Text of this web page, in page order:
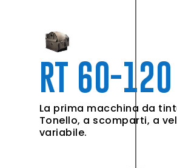
RT 60-120
La prima macchina da
Tonello, a scomparti, a
variabile.